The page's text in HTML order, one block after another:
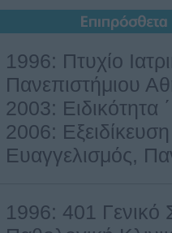
1996: Πτυχίο
Πανεπιστήμιου
2003: Ειδικότητα
2006:
Ευαγγελισμός,
1996: 401 Γενικό